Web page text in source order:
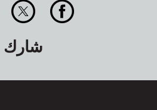
شارك